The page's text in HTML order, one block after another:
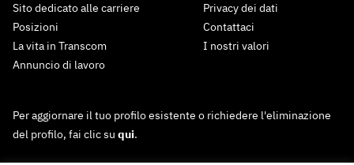
Sito dedicato alle carriere
Posizioni
La vita in Transcom
Annuncio di lavoro
Privacy dei dati
Contattaci
I nostri valori
Per aggiornare il tuo profilo esistente o richiedere l'eliminazione
del profilo, fai clic su qui.